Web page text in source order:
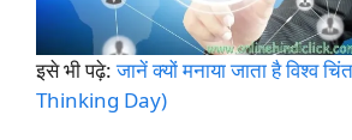
इसे भी पढ़े:जानें क्यों मनाया जाता है विश्व
Thinking Day)